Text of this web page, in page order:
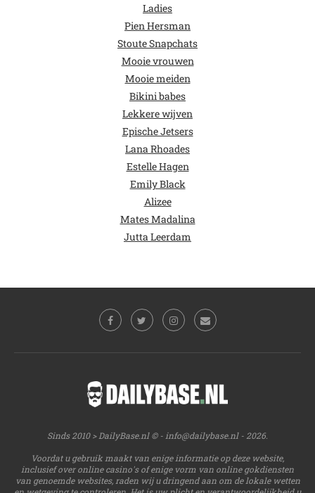
Ladies
Pien Hersman
Stoute Snapchats
Mooie vrouwen
Mooie meiden
Bikini babes
Lekkere wijven
Epische Jetsers
Lana Rhoades
Estelle Hagen
Emily Black
Alizee
Mates Madalina
Jutta Leerdam
Sinds 2010 > DailyBase.nl © - info@dailybase.nl- 2026.
Voordat u gebruik maakt van enige informatie op deze website,
inclusief over online casino's of enige vorm van online gokdiensten
van genoemde websites, raden wij u dringend aan om de lokale wetten